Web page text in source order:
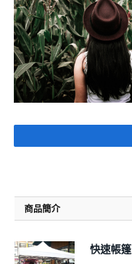
商品簡介
快速帳篷